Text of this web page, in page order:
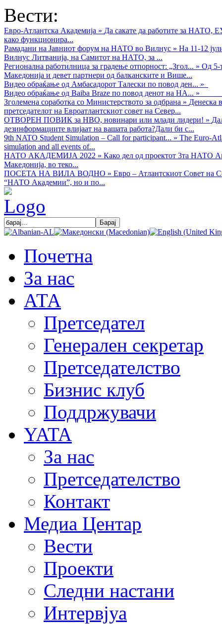
Вести:
Евро-Атлантска Академија » Да сакате да работите за НАТО,
како функционира...
Рамадани на Јавниот форум на НАТО во Вилнус » На 11-12
Вилнус Литванија, на Самитот на НАТО, за ...
Регионална работилница за градење отпорност: „Згол... » Од 5-
Македонија и девет партнери од балканските и Више...
Видео обраќањe од Амбасадорот Талески по повод ден... »
Видео обраќање од Baiba Braze по повод денот на НА... »
Зголемена соработка со Министерството за одбрана » Денеска
претседателот на Евроатлантскиот совет на Север...
ОТВОРЕН ПОВИК за НВО, новинари или млади лидери! »
дезинформациите влијаат на вашата работа?Дали би с...
9th NATO Student Simulation – Call for participant... » The Euro-
simulation and all events of...
НАТО АКАДЕМИЈА 2022 » Како дел од проектот 3та НАТО
Македонија, во теко...
ПОСЕТА НА ВИЛА ВОДНО » Евро – Атлантскиот Совет на
“НАТО Академии”, но и по...
Почетна
За нас
АТА
Претседател
Генерален секретар
Претседателство
Бизнис клуб
Поддржувачи
YATA
За нас
Претседателство
Контакт
Медиа Центар
Вести
Проекти
Следни настани
Интервјуа